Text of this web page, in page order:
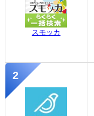
スモッカ